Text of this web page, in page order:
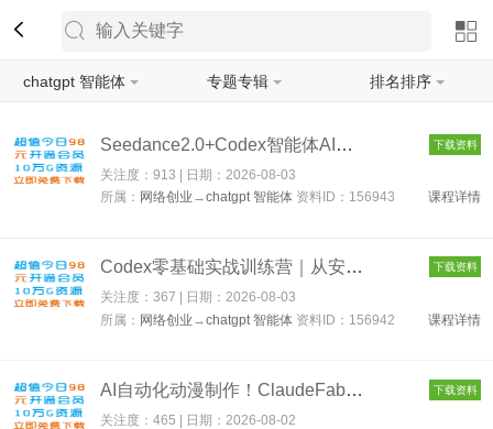
chatgpt 智能体 专题专辑 排名排序
Seedance2.0+Codex智能体AI短剧实战课：一个人打造AI剧组，从创意... 下载资料
关注度：913 | 日期： 2026-08-03
所属： 网络创业 →chatgpt 智能体 资料ID：156943 课程详情
Codex零基础实战训练营｜从安装配置到任务全落地，办公自动化AI作... 下载资料
关注度：367 | 日期：2026-08-03
所属： 网络创业 →chatgpt 智能体 资料ID：156942 课程详情
AI自动化动漫制作！ClaudeFable5接入HiggsfieldMCP，直接生成完整... 下载资料
关注度：465 | 日期：2026-08-02